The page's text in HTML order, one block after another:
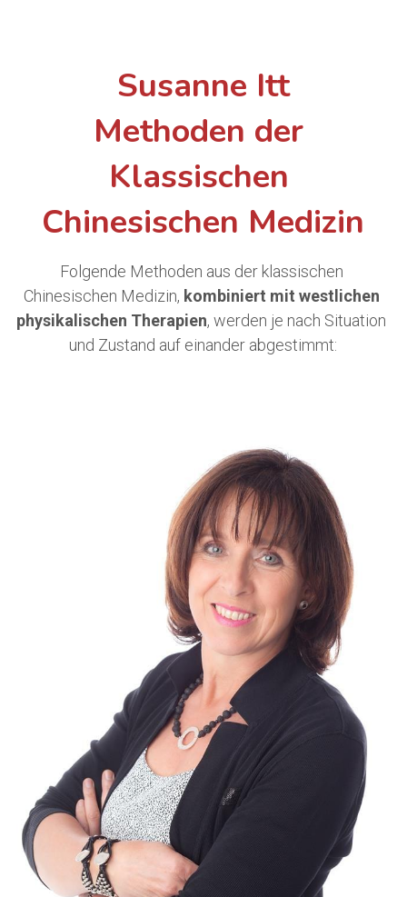
Susanne Itt
Methoden der
Klassischen
Chinesischen Medizin
Folgende Methoden aus der klassischen
Chinesischen Medizin, kombiniert mit westlichen
physikalischen Therapien, werden je nach Situation
und Zustand auf einander abgestimmt: